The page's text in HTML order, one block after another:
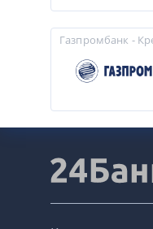
Газпромбанк -